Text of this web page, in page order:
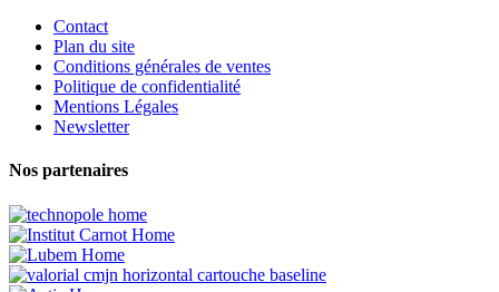
Contact
Plan du site
Conditions générales de ventes
Politique de confidentialité
Mentions Légales
Newsletter
Nos partenaires